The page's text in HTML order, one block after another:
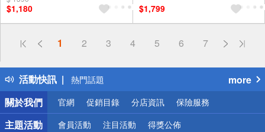
$1,180
$1,799
1 2 3 4 5 6 7
活動快訊
偏遠地區配送
得獎公告
熱門話題
銀行優惠
偏遠地區配送
詐騙網頁！請小心！
more
關於我們
官網 促銷目錄 分店資訊 保險服務
主題活動 會員活動 注目活動 得獎公佈